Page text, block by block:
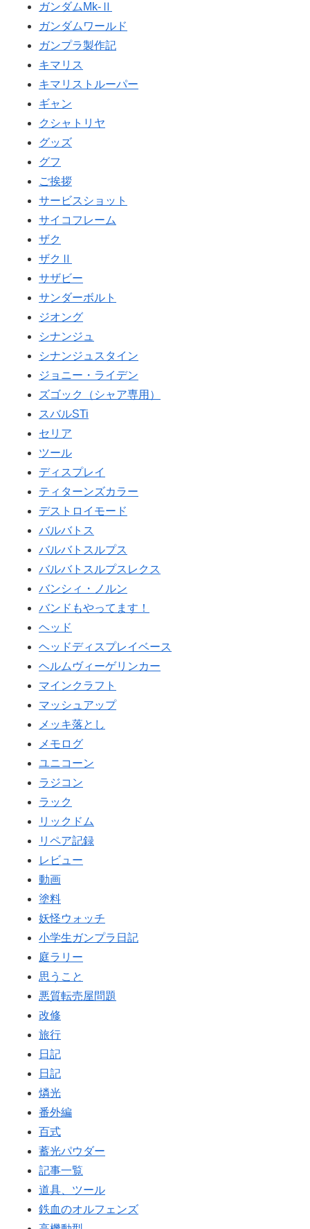
ガンダムMk-Ⅱ
ガンダムワールド
ガンプラ製作記
キマリス
キマリストルーパー
ギャン
クシャトリヤ
グッズ
グフ
ご挨拶
サービスショット
サイコフレーム
ザク
ザクⅡ
サザビー
サンダーボルト
ジオング
シナンジュ
シナンジュスタイン
ジョニー・ライデン
ズゴック（シャア専用）
スバルSTi
セリア
ツール
ディスプレイ
ティターンズカラー
デストロイモード
バルバトス
バルバトスルプス
バルバトスルプスレクス
バンシィ・ノルン
バンドもやってます！
ヘッド
ヘッドディスプレイベース
ヘルムヴィーゲリンカー
マインクラフト
マッシュアップ
メッキ落とし
メモログ
ユニコーン
ラジコン
ラック
リックドム
リペア記録
レビュー
動画
塗料
妖怪ウォッチ
小学生ガンプラ日記
庭ラリー
思うこと
悪質転売屋問題
改修
旅行
日記
日記
燐光
番外編
百式
蓄光パウダー
記事一覧
道具、ツール
鉄血のオルフェンズ